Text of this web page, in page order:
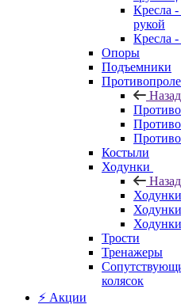
Кресла
рукой
Кресла -
Опоры
Подъемники
Назад
Костыли
Ходунки
Назад
Ходунки
Трости
Тренажеры
колясок
⚡ Акции